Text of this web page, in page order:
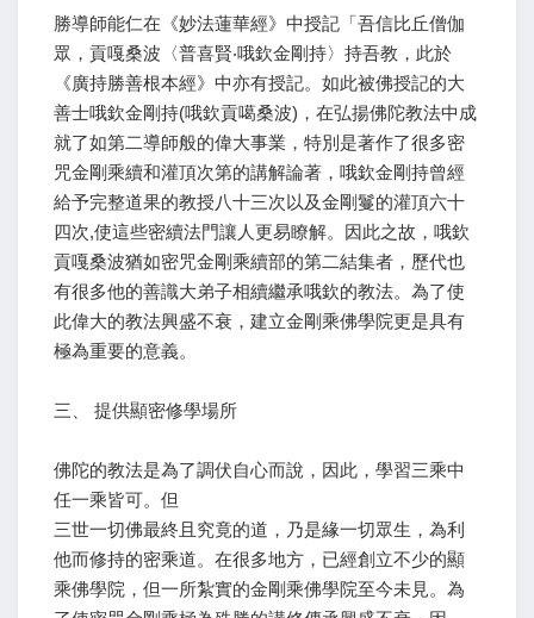
勝導師能仁在《妙法蓮華經》中授記「吾信比丘僧伽
眾，貢嘎桑波〈普喜賢‧哦欽金剛持〉持吾教，此於
《廣持勝善根本經》中亦有授記。如此被佛授記的大
善士哦欽金剛持(哦欽貢噶桑波)，在弘揚佛陀教法中成
就了如第二導師般的偉大事業，特別是著作了很多密
咒金剛乘續和灌頂次第的講解論著，哦欽金剛持曾經
給予完整道果的教授八十三次以及金剛鬘的灌頂六十
四次,使這些密續法門讓人更易瞭解。因此之故，哦欽
貢嘎桑波猶如密咒金剛乘續部的第二結集者，歷代也
有很多他的善識大弟子相續繼承哦欽的教法。為了使
此偉大的教法興盛不衰，建立金剛乘佛學院更是具有
極為重要的意義。
三、 提供顯密修學場所
佛陀的教法是為了調伏自心而說，因此，學習三乘中
任一乘皆可。但
三世一切佛最終且究竟的道，乃是緣一切眾生，為利
他而修持的密乘道。在很多地方，已經創立不少的顯
乘佛學院，但一所紮實的金剛乘佛學院至今未見。為